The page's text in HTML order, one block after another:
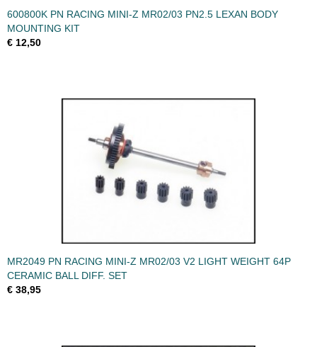
600800K PN RACING MINI-Z MR02/03 PN2.5 LEXAN BODY
MOUNTING KIT
€ 12,50
MR2049 PN RACING MINI-Z MR02/03 V2 LIGHT WEIGHT 64P
CERAMIC BALL DIFF. SET
€ 38,95